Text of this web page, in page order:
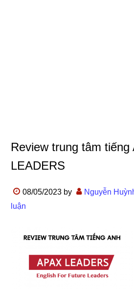
Review trung tâm tiếng
LEADERS
08/05/2023 by Nguyễn
luận